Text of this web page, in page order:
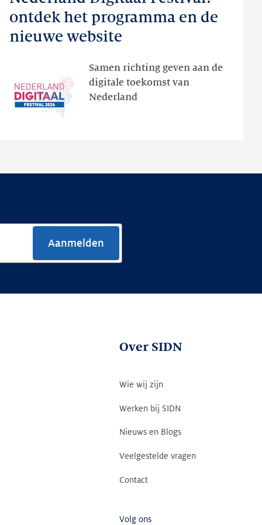
ontdek het programma en de
nieuwe website
Samen richting geven aan de
digitale toekomst van
Nederland
Festival:
ontdek
Aanmelden
Over SIDN
Wie wij zijn
Werken bij SIDN
Nieuws en Blogs
Veelgestelde vragen
Contact
Volg ons